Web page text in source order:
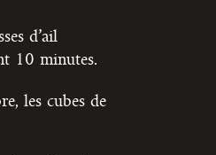
d’ail
10 minutes.
les cubes de